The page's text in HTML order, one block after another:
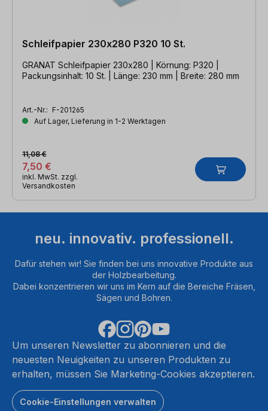
Schleifpapier 230x280 P320 10 St.
GRANAT Schleifpapier 230x280 | Körnung: P320 |
Packungsinhalt: 10 St. | Länge: 230 mm | Breite: 280 mm
Art.-Nr.: F-201265
Auf Lager, Lieferung in 1-2 Werktagen
7,50 €
11,08 €
inkl. MwSt. zzgl.
Versandkosten
neu. innovativ. professionell.
Dafür stehen wir! Sie finden bei uns innovative Produkte aus
der Holzbearbeitung.
Dabei konzentrieren wir uns im Kern auf die Bereiche Fräsen,
Sägen und Bohren.
Um unseren Newsletter zu abonnieren und die
neuesten Neuigkeiten zu unseren Produkten zu
erhalten, müssen Sie Marketing-Cookies akzeptieren.
Cookie-Einstellungen verwalten